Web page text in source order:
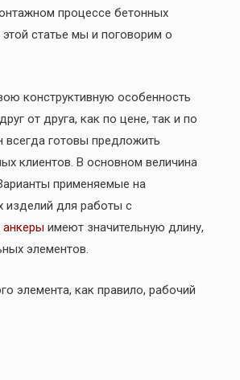
процессе бетонных
статье мы и поговорим о
конструктивную особенность
от друга, как по цене, так и по
готовы предложить
клиентов. В основном величина
применяемые на
изделий для работы с
анкеры имеют значительную длину,
элементов.
элемента, как правило, рабочий